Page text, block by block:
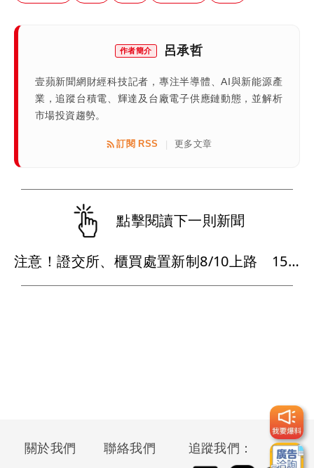
作者簡介 呂承哲
壹蘋新聞網財經科技記者，專注半導體、AI與新能源產
業，追蹤台積電、輝達及台廠電子供應鏈動態，並解析
市場投資趨勢。
訂閱 RSS | 更多文章
點擊閱讀下一則新聞
注意！證交所、櫃買處置新制8/10上路 15檔股票受影響、新規一次看
關於我們
聯絡我們
追蹤我們：